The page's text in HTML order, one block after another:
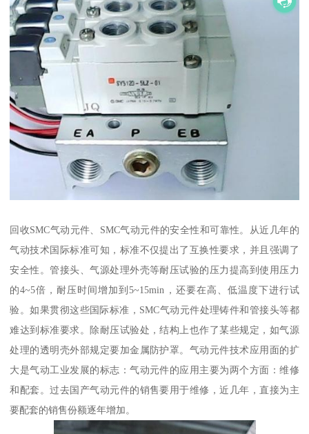
回收SMC气动元件、SMC气动元件的安全性和可靠性。从近几年的
气动技术国际标准可知，标准不仅提出了互换性要求，并且强调了
安全性。管接头、气源处理外壳等耐压试验的压力提高到使用压力
的4~5倍，耐压时间增加到5~15min，还要在高、低温度下进行试
验。如果贯彻这些国际标准，SMC气动元件处理铸件和管接头等都
难达到标准要求。除耐压试验处，结构上也作了某些规定，如气源
处理的透明壳外部规定要加金属防护罩。气动元件技术应用面的扩
大是气动工业发展的标志：气动元件的应用主要为两个方面：维修
和配套。过去国产气动元件的销售要用于维修，近几年，直接为主
要配套的销售份额逐年增加。